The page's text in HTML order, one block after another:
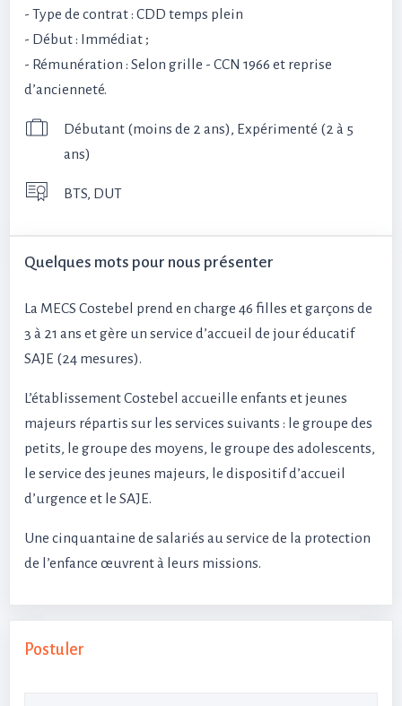
- Type de contrat : CDD temps plein
- Début : Immédiat ;
- Rémunération : Selon grille - CCN 1966 et reprise
d’ancienneté.
Débutant (moins de 2 ans), Expérimenté (2 à 5
ans)
BTS, DUT
Quelques mots pour nous présenter
La MECS Costebel prend en charge 46 filles et garçons de
3 à 21 ans et gère un service d’accueil de jour éducatif
SAJE (24 mesures).
L’établissement Costebel accueille enfants et jeunes
majeurs répartis sur les services suivants : le groupe des
petits, le groupe des moyens, le groupe des adolescents,
le service des jeunes majeurs, le dispositif d’accueil
d’urgence et le SAJE.
Une cinquantaine de salariés au service de la protection
de l’enfance œuvrent à leurs missions.
Postuler